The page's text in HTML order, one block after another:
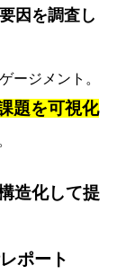
因を調査し
ージメント。
題を可視化
造化して提
ポート